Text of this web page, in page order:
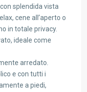
splendida vista
cene all’aperto o
in totale privacy.
ideale come
arredato.
e con tutti i
a piedi,